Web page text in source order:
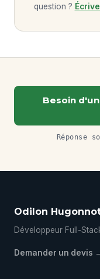
question ?
Besoin
Réponse
Odilon
Développeur Full-
Demander un devis